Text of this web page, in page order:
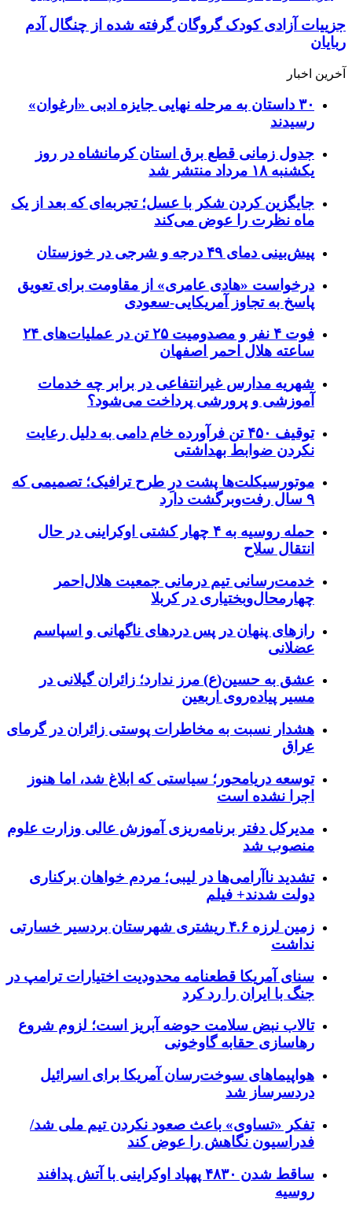
جزییات آزادی کودک گروگان گرفته شده از چنگال آدم
ربایان
آخرین اخبار
۳۰ داستان به مرحله نهایی جایزه ادبی «ارغوان»
رسیدند
جدول زمانی قطع برق استان کرمانشاه در روز
یکشنبه ۱۸ مرداد منتشر شد
جایگزین کردن شکر با عسل؛ تجربه‌ای که بعد از یک
ماه نظرت را عوض می‌کند
پیش‌بینی دمای ۴۹ درجه و شرجی در خوزستان
درخواست «هادی عامری» از مقاومت برای تعویق
پاسخ به تجاوز آمریکایی-سعودی
فوت ۴ نفر و مصدومیت ۲۵ تن در عملیات‌های ۲۴
ساعته هلال احمر اصفهان
شهریه مدارس غیرانتفاعی در برابر چه خدمات
آموزشی و پرورشی پرداخت می‌شود؟
توقیف ۴۵۰ تن فرآورده خام دامی به دلیل رعایت
نکردن ضوابط بهداشتی
موتورسیکلت‌ها پشت درِ طرح ترافیک؛ تصمیمی که
۹ سال رفت‌وبرگشت دارد
حمله روسیه به ۴ چهار کشتی اوکراینی در حال
انتقال سلاح
خدمت‌رسانی تیم درمانی جمعیت هلال‌احمر
چهارمحال‌وبختیاری در کربلا
رازهای پنهان در پس دردهای ناگهانی و اسپاسم
عضلانی
عشق به حسین(ع) مرز ندارد؛ زائران گیلانی در
مسیر پیاده‌روی اربعین
هشدار نسبت به مخاطرات پوستی زائران در گرمای
عراق
توسعه دریامحور؛ سیاستی که ابلاغ شد، اما هنوز
اجرا نشده است
مدیرکل دفتر برنامه‌ریزی آموزش عالی وزارت علوم
منصوب شد
تشدید ناآرامی‌ها در لیبی؛ مردم خواهان برکناری
دولت شدند+ فیلم
زمین لرزه ۴.۶ ریشتری شهرستان بردسیر خسارتی
نداشت
سنای آمریکا قطعنامه محدودیت اختیارات ترامپ در
جنگ با ایران را رد کرد
تالاب نبض سلامت حوضه آبریز است؛ لزوم شروع
رهاسازی حقابه گاوخونی
هواپیماهای سوخت‌رسان آمریکا برای اسرائیل
دردسرساز شد
تفکر «تساوی» باعث صعود نکردن تیم ملی شد/
فدراسیون نگاهش را عوض کند
ساقط شدن ۴۸۳۰ پهپاد اوکراینی با آتش پدافند
روسیه